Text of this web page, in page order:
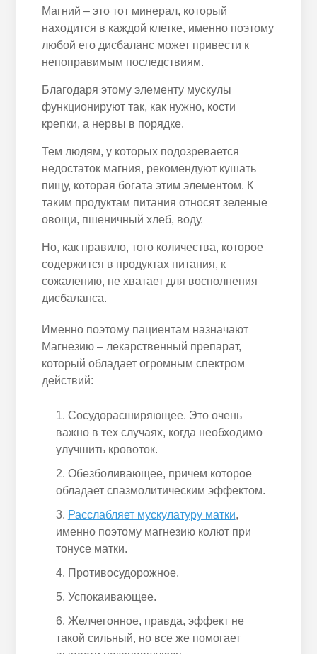
Магний – это тот минерал, который
находится в каждой клетке, именно поэтому
любой его дисбаланс может привести к
непоправимым последствиям.
Благодаря этому элементу мускулы
функционируют так, как нужно, кости
крепки, а нервы в порядке.
Тем людям, у которых подозревается
недостаток магния, рекомендуют кушать
пищу, которая богата этим элементом. К
таким продуктам питания относят зеленые
овощи, пшеничный хлеб, воду.
Но, как правило, того количества, которое
содержится в продуктах питания, к
сожалению, не хватает для восполнения
дисбаланса.
Именно поэтому пациентам назначают
Магнезию – лекарственный препарат,
который обладает огромным спектром
действий:
Сосудорасширяющее. Это очень
важно в тех случаях, когда необходимо
улучшить кровоток.
Обезболивающее, причем которое
обладает спазмолитическим эффектом.
Расслабляет мускулатуру матки,
именно поэтому магнезию колют при
тонусе матки.
Противосудорожное.
Успокаивающее.
Желчегонное, правда, эффект не
такой сильный, но все же помогает